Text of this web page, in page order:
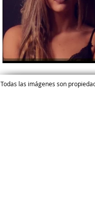
Todas las imágenes son